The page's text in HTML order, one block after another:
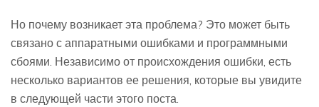
Но почему возникает эта проблема? Это может быть
связано с аппаратными ошибками и программными
сбоями. Независимо от происхождения ошибки, есть
несколько вариантов ее решения, которые вы увидите
в следующей части этого поста.